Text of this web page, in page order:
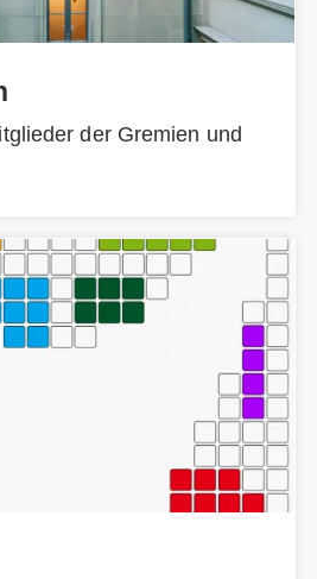
der Gremien und